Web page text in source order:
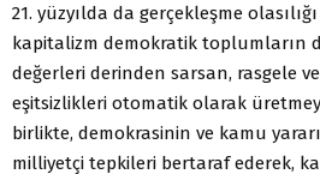
21. yüzyılda da gerçekleşme
kapitalizm demokratik toplumların
değerleri derinden sarsan, rasgele
eşitsizlikleri otomatik olarak
birlikte, demokrasinin ve kamu
milliyetçi tepkileri bertaraf ederek,